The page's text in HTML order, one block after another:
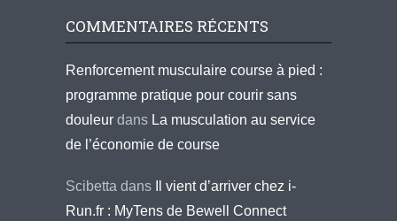
COMMENTAIRES RÉCENTS
Renforcement musculaire course à pied :
programme pratique pour courir sans
douleur dans La musculation au service
de l’économie de course
Scibetta dans
Il vient d’arriver chez i-
Run.fr : MyTens de Bewell Connect